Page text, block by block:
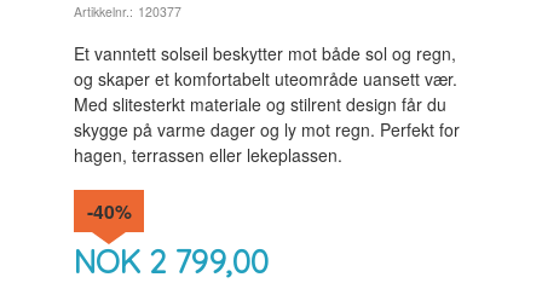
Artikkelnr.: 120377
Et vanntett solseil beskytter mot både sol og regn,
og skaper et komfortabelt uteområde uansett vær.
Med slitesterkt materiale og stilrent design får du
skygge på varme dager og ly mot regn. Perfekt for
hagen, terrassen eller lekeplassen.
NOK 2 799,00
-40%